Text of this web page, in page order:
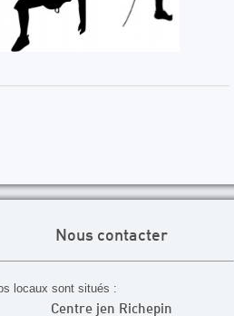
Nous contacter
locaux sont situés :
Centre jen Richepin